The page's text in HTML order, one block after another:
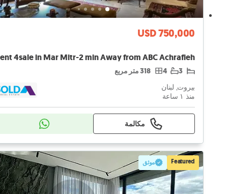
USD 750,000
3
4 318 متر مربع
بيروت, لبنان
منذ ١ ساعة
مكالمة
Featured موثق